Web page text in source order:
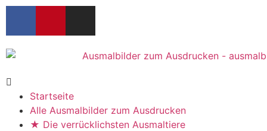
Startseite
Alle Ausmalbilder zum Ausdrucken
★ Die verrücklichsten Ausmaltiere